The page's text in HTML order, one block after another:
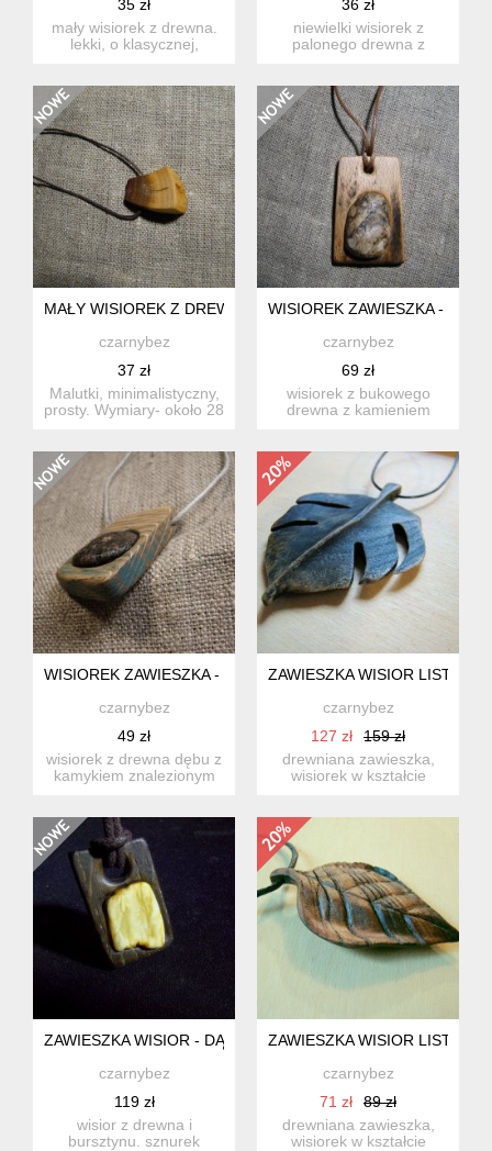
35 zł
mały wisiorek z drewna.
lekki, o klasycznej,
36 zł
niewielki wisiorek z
palonego drewna z
MAŁY WISIOREK Z DREWNA ŚLIWY.
czarnybez
37 zł
Malutki, minimalistyczny,
prosty. Wymiary- około 28
WISIOREK ZAWIESZKA -
czarnybez
69 zł
wisiorek z bukowego
drewna z kamieniem
WISIOREK ZAWIESZKA - KAMYK Z MORZA W DREWNIE.
czarnybez
49 zł
wisiorek z drewna dębu z
kamykiem znalezionym
ZAWIESZKA WISIOR LISTEK -
czarnybez
127 zł
159 zł
drewniana zawieszka,
wisiorek w kształcie
ZAWIESZKA WISIOR - DĄB / BURSZTYN
czarnybez
119 zł
wisior z drewna i
bursztynu. sznurek
ZAWIESZKA WISIOR LISTEK -
czarnybez
71 zł
89 zł
drewniana zawieszka,
wisiorek w kształcie